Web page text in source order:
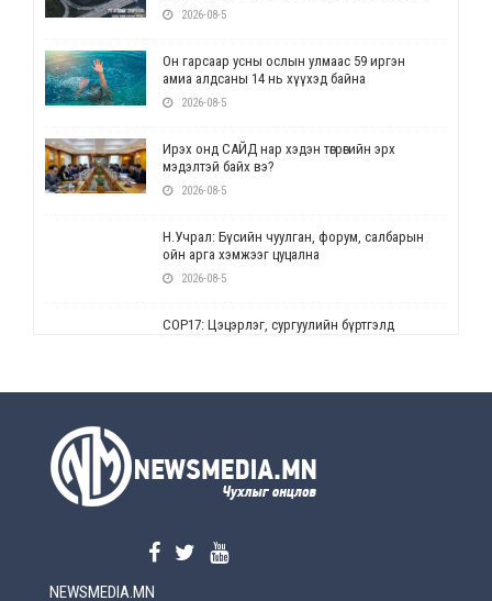
2026-08-5
Он гарсаар усны ослын улмаас 59 иргэн
амиа алдсаны 14 нь хүүхэд байна
2026-08-5
Ирэх онд САЙД нар хэдэн төгрөгийн эрх
мэдэлтэй байх вэ?
2026-08-5
Н.Учрал: Бүсийн чуулган, форум, салбарын
ойн арга хэмжээг цуцална
2026-08-5
СОР17: Цэцэрлэг, сургуулийн бүртгэлд
2026-08-5
2026-08-5
NEWSMEDIA.MN